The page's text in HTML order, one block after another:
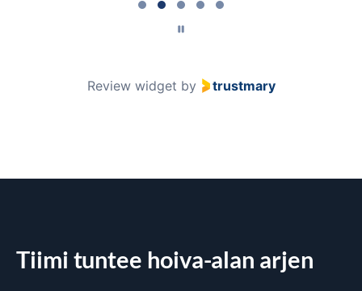
Review widget by trustmary
Tiimi tuntee hoiva-alan arjen